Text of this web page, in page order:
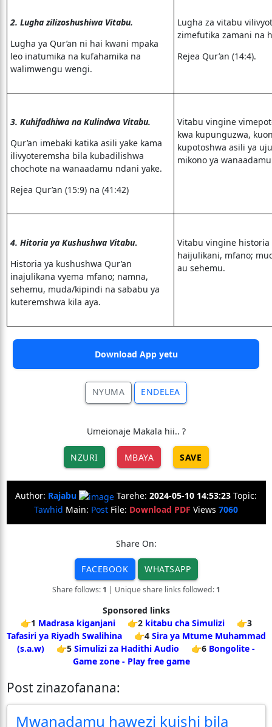
2. Lugha zilizoshushiwa Vitabu.
Lugha ya Qur’an ni hai kwani mpaka
leo inatumika na kufahamika na
walimwengu wengi.
Lugha za vitabu
zimefutika zamani na
Rejea Qur’an (14:4).
3. Kuhifadhiwa na Kulindwa Vitabu.
Qur’an imebaki katika asili yake kama
ilivyoteremsha bila kubadilishwa
chochote na wanaadamu ndani yake.
Rejea Qur’an (15:9) na (41:42)
Vitabu vingine
kwa kupunguzwa,
kupotoshwa asili ya
mikono ya
4. Hitoria ya Kushushwa Vitabu.
Historia ya kushushwa Qur’an
inajulikana vyema mfano; namna,
sehemu, muda/kipindi na sababu ya
kuteremshwa kila aya.
Vitabu vingine historia
haijulikani, mfano;
au sehemu.
Download App yetu
NYUMA ENDELEA
Umeionaje Makala hii.. ?
NZURI MBAYA SAVE
Author: Rajabu Tarehe: 2024-05-10 14:53:23 Topic:
Tawhid Main: Post File: Download PDF Views 7060
Share On:
FACEBOOK WHATSAPP
Share follows: 1 | Unique share links followed: 1
Sponsored links
👉1 Madrasa kiganjani 👉2 kitabu cha Simulizi
👉3
Tafasiri ya Riyadh Swalihina
👉4 Sira ya Mtume Muhammad
(s.a.w)
👉5 Simulizi za Hadithi Audio 👉6 Bongolite -
Game zone - Play free game
Post zinazofanana:
Mwanadamu hawezi kuishi bila